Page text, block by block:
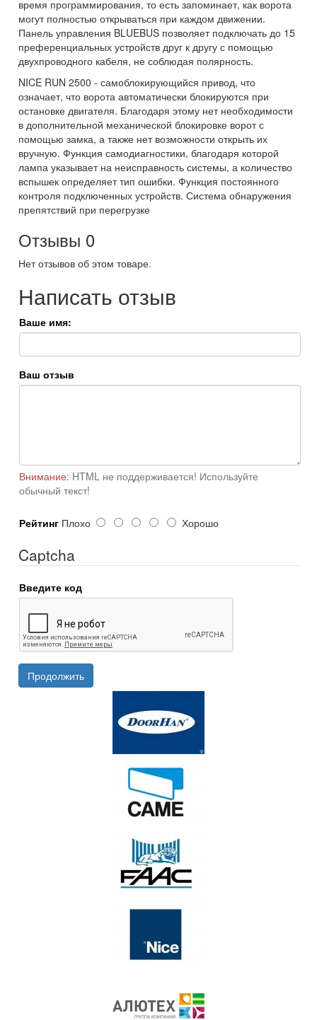
время программирования, то есть запоминает, как ворота
могут полностью открываться при каждом движении.
Панель управления BLUEBUS позволяет подключать до 15
преференциальных устройств друг к другу с помощью
двухпроводного кабеля, не соблюдая полярность.
NICE RUN 2500 - самоблокирующийся привод, что
означает, что ворота автоматически блокируются при
остановке двигателя. Благодаря этому нет необходимости
в дополнительной механической блокировке ворот с
помощью замка, а также нет возможности открыть их
вручную. Функция самодиагностики, благодаря которой
лампа указывает на неисправность системы, а количество
вспышек определяет тип ошибки. Функция постоянного
контроля подключенных устройств. Система обнаружения
препятствий при перегрузке
Отзывы 0
Нет отзывов об этом товаре.
Написать отзыв
Ваше имя:
Ваш отзыв
Внимание: HTML не поддерживается! Используйте
обычный текст!
Рейтинг Плохо Хорошо
Captcha
Введите код
Продолжить